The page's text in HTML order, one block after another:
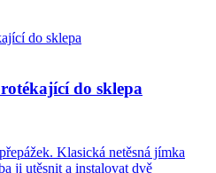
do sklepa
Klasická netěsná jímka
ji utěsnit a instalovat dvě